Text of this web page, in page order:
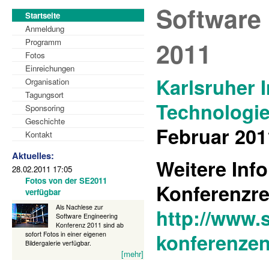
Startseite
Anmeldung
Programm
Fotos
Einreichungen
Organisation
Tagungsort
Sponsoring
Geschichte
Kontakt
Aktuelles:
28.02.2011 17:05
Fotos von der SE2011
verfügbar
Als Nachlese zur
Software Engineering
Konferenz 2011 sind ab
sofort Fotos in einer eigenen
Bildergalerie verfügbar.
[mehr]
2011
Karlsruher
Februar
Weitere
http://